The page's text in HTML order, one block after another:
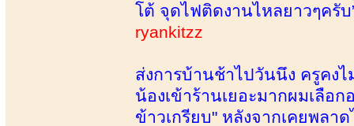
โต้ จุดไฟติดงานไหลยาวๆครับ
ryankitzz
ส่งการบ้านช้าไปวันนึง ครูคง
น้องเข้าร้านเยอะมากผมเลือ
ข้าวเกรียบ" หลังจากเคยพลา